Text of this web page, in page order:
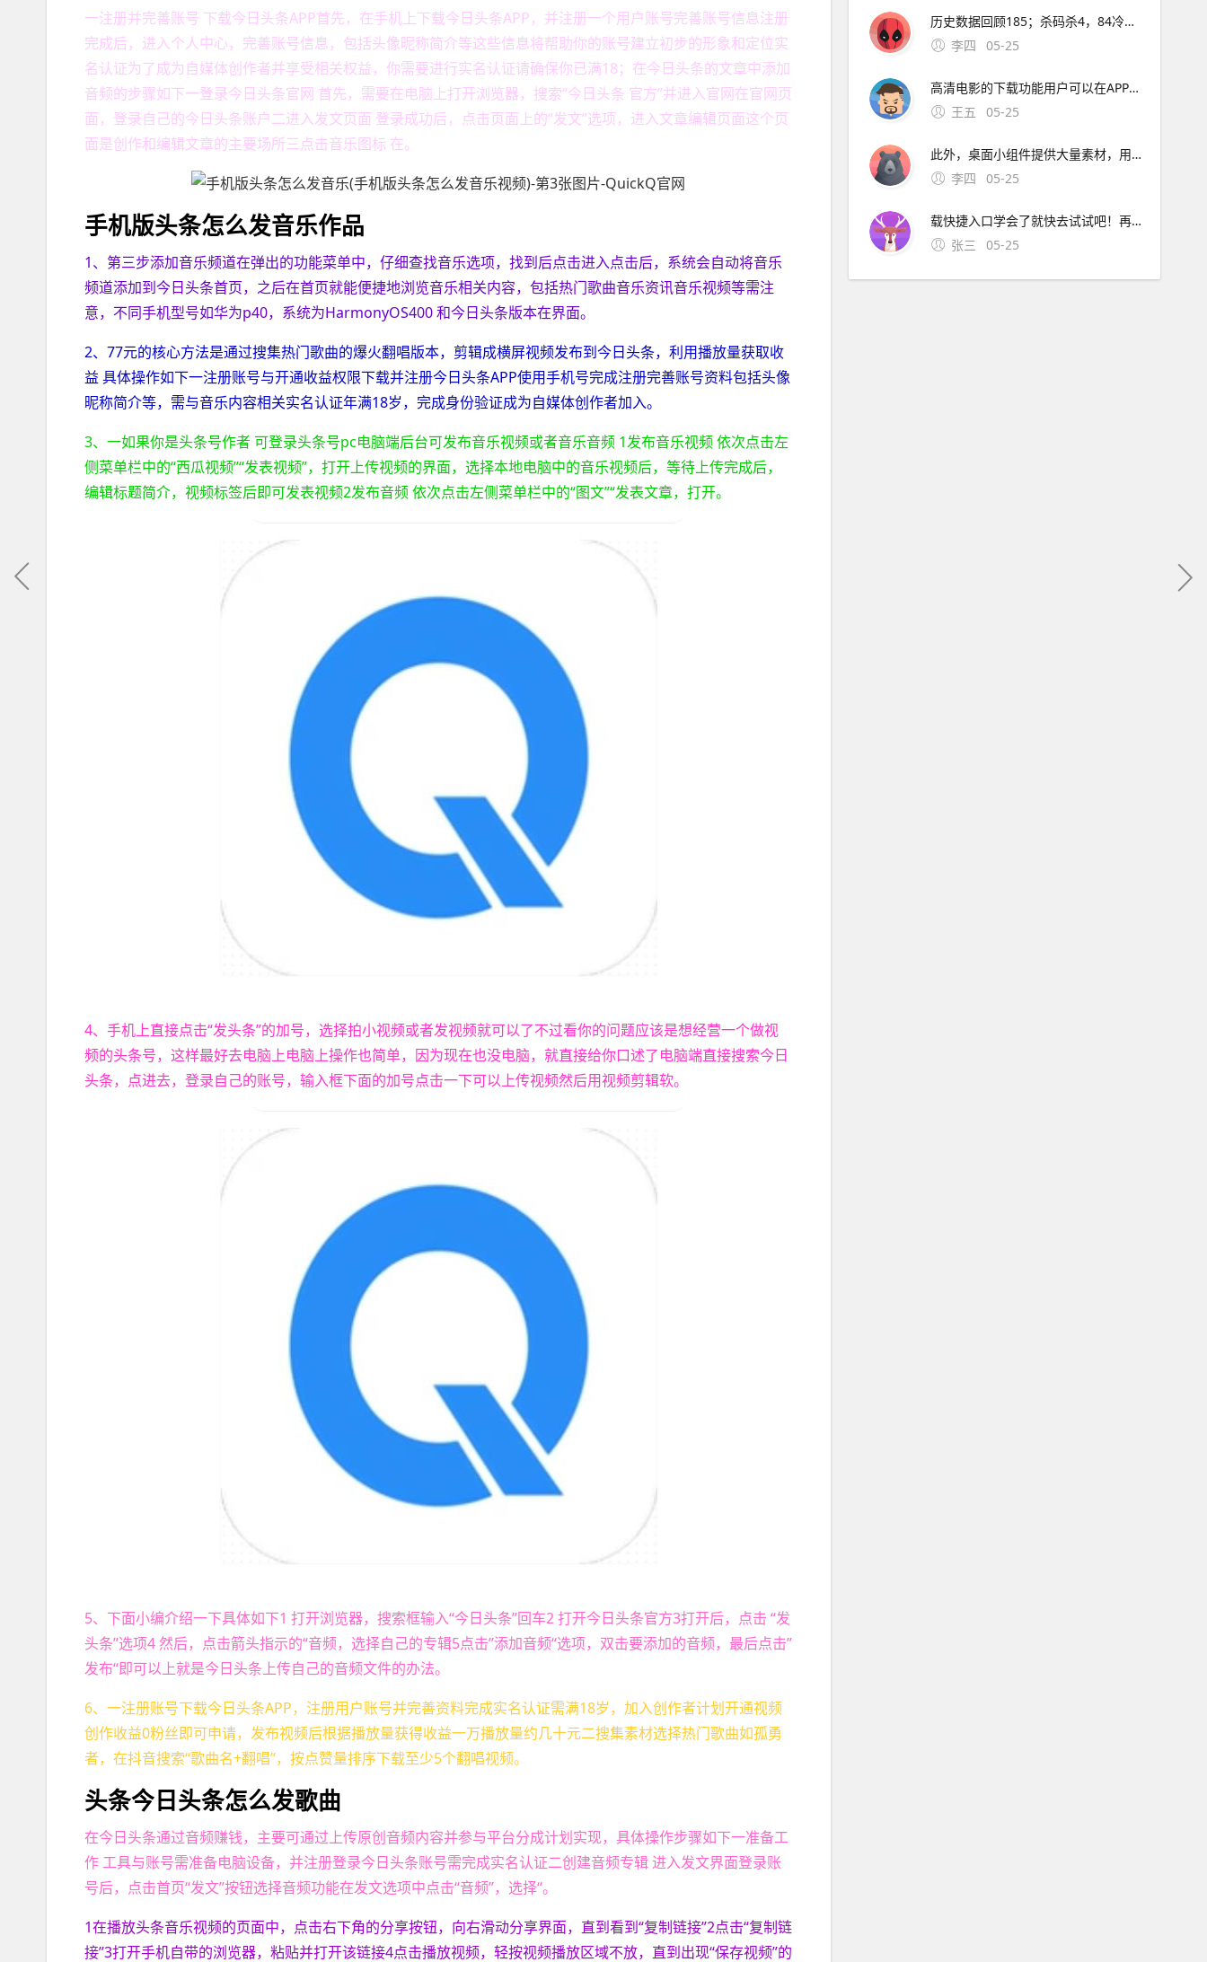
一注册并完善账号 下载今日头条APP首先，在手机上下载今日头条APP，并注册一个用户账号完善账号信息注册
完成后，进入个人中心，完善账号信息，包括头像昵称简介等这些信息将帮助你的账号建立初步的形象和定位实
名认证为了成为自媒体创作者并享受相关权益，你需要进行实名认证请确保你已满18；在今日头条的文章中添加
音频的步骤如下一登录今日头条官网 首先，需要在电脑上打开浏览器，搜索“今日头条 官方”并进入官网在官网页
面，登录自己的今日头条账户二进入发文页面 登录成功后，点击页面上的“发文”选项，进入文章编辑页面这个页
面是创作和编辑文章的主要场所三点击音乐图标 在。
手机版头条怎么发音乐作品
1、第三步添加音乐频道在弹出的功能菜单中，仔细查找音乐选项，找到后点击进入点击后，系统会自动将音乐
频道添加到今日头条首页，之后在首页就能便捷地浏览音乐相关内容，包括热门歌曲音乐资讯音乐视频等需注
意，不同手机型号如华为p40，系统为HarmonyOS400 和今日头条版本在界面。
2、77元的核心方法是通过搜集热门歌曲的爆火翻唱版本，剪辑成横屏视频发布到今日头条，利用播放量获取收
益 具体操作如下一注册账号与开通收益权限下载并注册今日头条APP使用手机号完成注册完善账号资料包括头像
昵称简介等，需与音乐内容相关实名认证年满18岁，完成身份验证成为自媒体创作者加入。
3、一如果你是头条号作者 可登录头条号pc电脑端后台可发布音乐视频或者音乐音频 1发布音乐视频 依次点击左
侧菜单栏中的“西瓜视频”“发表视频”，打开上传视频的界面，选择本地电脑中的音乐视频后，等待上传完成后，
编辑标题简介，视频标签后即可发表视频2发布音频 依次点击左侧菜单栏中的“图文”“发表文章，打开。
4、手机上直接点击“发头条”的加号，选择拍小视频或者发视频就可以了不过看你的问题应该是想经营一个做视
频的头条号，这样最好去电脑上电脑上操作也简单，因为现在也没电脑，就直接给你口述了电脑端直接搜索今日
头条，点进去，登录自己的账号，输入框下面的加号点击一下可以上传视频然后用视频剪辑软。
5、下面小编介绍一下具体如下1 打开浏览器，搜索框输入“今日头条”回车2 打开今日头条官方3打开后，点击 “发
头条”选项4 然后，点击箭头指示的“音频，选择自己的专辑5点击”添加音频“选项，双击要添加的音频，最后点击”
发布“即可以上就是今日头条上传自己的音频文件的办法。
6、一注册账号下载今日头条APP，注册用户账号并完善资料完成实名认证需满18岁，加入创作者计划开通视频
创作收益0粉丝即可申请，发布视频后根据播放量获得收益一万播放量约几十元二搜集素材选择热门歌曲如孤勇
者，在抖音搜索“歌曲名+翻唱”，按点赞量排序下载至少5个翻唱视频。
头条今日头条怎么发歌曲
在今日头条通过音频赚钱，主要可通过上传原创音频内容并参与平台分成计划实现，具体操作步骤如下一准备工
作 工具与账号需准备电脑设备，并注册登录今日头条账号需完成实名认证二创建音频专辑 进入发文界面登录账
号后，点击首页“发文”按钮选择音频功能在发文选项中点击“音频”，选择“。
1在播放头条音乐视频的页面中，点击右下角的分享按钮，向右滑动分享界面，直到看到“复制链接”2点击“复制链
接”3打开手机自带的浏览器，粘贴并打开该链接4点击播放视频，轻按视频播放区域不放，直到出现“保存视频”的
历史数据回顾185；杀码杀4，84冷号，8重复需防组选复式五码0，1，6，7，9含上期胆0，补1路六码0，1，2，6，7，9扩展偶数2七码0，1，2，3，6，7，9防3路回补图注3D 15
李四
05-25
高清电影的下载功能用户可以在APP内搜索并找到想要下载的电影，然后使用APP的下载或缓存功能将其保存到手机中这种方法简单方便，但需要注意APP的下载限制和版权问题2 使用云存储
王五
05-25
此外，桌面小组件提供大量素材，用户可设计自己的图标模板并推广创意小组件以小清新风格为主，图标外观可更改，如改成小熊形状图标修改隐藏不仅能修改手机软件图标，还能更换动态手机壁纸换图标桌面美化允许用户设计独具一格的软件图标，设置图标的背景主色字体字号和形状图标小咖秀修
李四
05-25
载快捷入口学会了就快去试试吧！再也不怕别人偷。苹果壁纸分享站高清iPhone壁纸图片站喜欢本期壁纸，就点赞关注一下吧每天推送，各种类型的的苹果iPhone手机壁纸手机壁纸，苹。爆火的防偷看手机壁纸上新了~千万别错过这个超适合春节用的熊非熊偷看手机财神动态壁纸
张三
05-25